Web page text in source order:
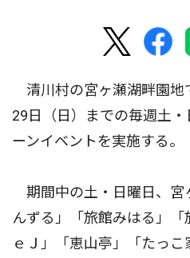
清川村の宮ヶ瀬湖畔園地
29日（日）までの毎週土
ーンイベントを実施する。
期間中の土・日曜日、宮
んずる」「旅館みはる」「
ｅＪ」「恵山亭」「たっ